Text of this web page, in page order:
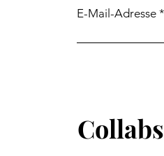
E-Mail-Adresse
Collabs